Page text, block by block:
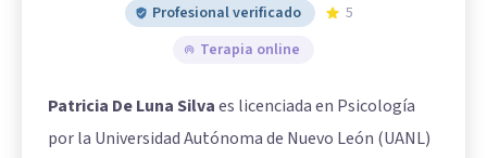
Profesional verificado
5
Terapia online
Patricia De Luna Silvaes licenciada en Psicología
por la Universidad Autónoma de Nuevo León (UANL)